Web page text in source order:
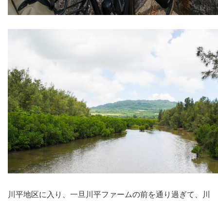
川平地区に入り、一旦川平ファームの前を通り過ぎて、川